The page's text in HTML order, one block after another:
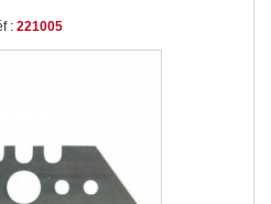
: 221005